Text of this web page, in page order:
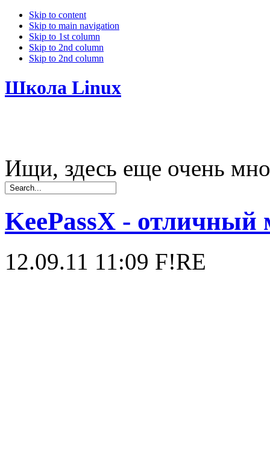
Skip to content
Skip to main navigation
Skip to 1st column
Skip to 2nd column
Skip to 2nd column
Школа Linux
Ищи, здесь еще очень
KeePassX - отличный
12.09.11 11:09 F!RE